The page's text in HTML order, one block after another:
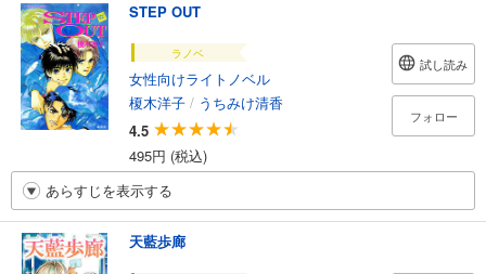
STEP OUT
ラノベ
女性向けライトノベル
榎木洋子 / うちみけ清香
4.5
495円 (税込)
試し読み
フォロー
あらすじを表示する
天藍歩廊